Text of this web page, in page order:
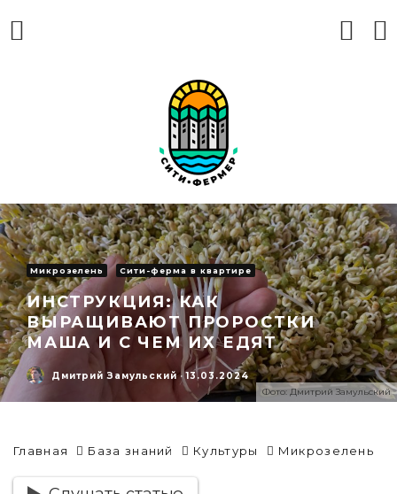
Фото: Дмитрий Замульский
Микрозелень Сити-ферма в квартире
ИНСТРУКЦИЯ: КАК
ВЫРАЩИВАЮТ ПРОРОСТКИ
МАША И С ЧЕМ ИХ ЕДЯТ
Дмитрий Замульский · 13.03.2024
Главная База знаний Культуры Микрозелень